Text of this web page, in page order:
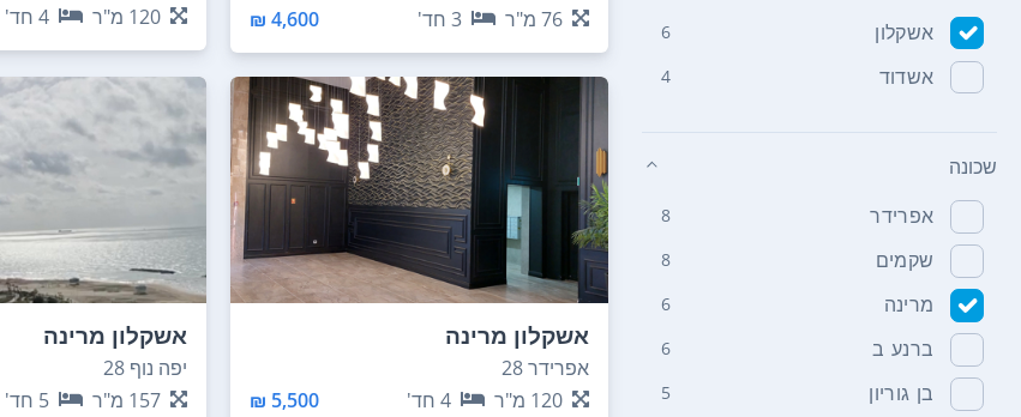
אשקלון 6
אשדוד 4
שכונה
אפרידר 8
שקמים 8
מרינה 6
ברנע ב 6
בן גוריון 5
76 מ"ר 3 חד' 4,600 ₪
120 מ"ר 4חד'
אשקלון מרינה
אפרידר 28
120 מ"ר 4 חד' 5,500 ₪
אשקלון מרינה
יפה נוף 28
157 מ"ר 5 חד'